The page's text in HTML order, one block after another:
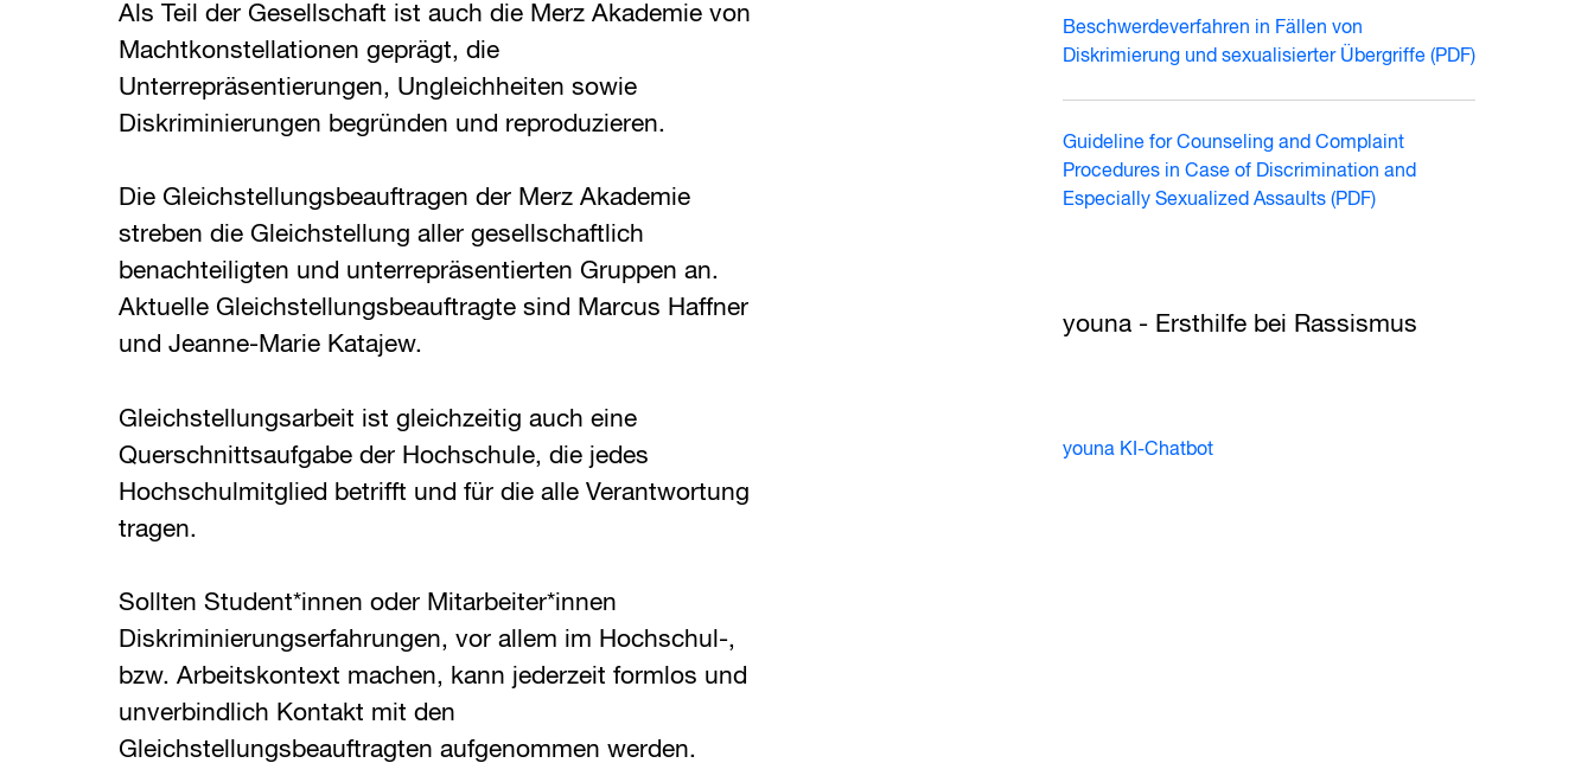
Als Teil der Gesellschaft ist auch die Merz Akademie von
Machtkonstellationen geprägt, die
Unterrepräsentierungen, Ungleichheiten sowie
Diskriminierungen begründen und reproduzieren.
Die Gleichstellungsbeauftragen der Merz Akademie
streben die Gleichstellung aller gesellschaftlich
benachteiligten und unterrepräsentierten Gruppen an.
Aktuelle Gleichstellungsbeauftragte sind Marcus Haffner
und Jeanne-Marie Katajew.
Gleichstellungsarbeit ist gleichzeitig auch eine
Querschnittsaufgabe der Hochschule, die jedes
Hochschulmitglied betrifft und für die alle Verantwortung
tragen.
Sollten Student*innen oder Mitarbeiter*innen
Diskriminierungserfahrungen, vor allem im Hochschul-,
bzw. Arbeitskontext machen, kann jederzeit formlos und
unverbindlich Kontakt mit den
Gleichstellungsbeauftragten aufgenommen werden.
Beschwerdeverfahren in Fällen von
Diskrimierung und sexualisierter Übergriffe (PDF)
Guideline for Counseling and Complaint
Procedures in Case of Discrimination and
Especially Sexualized Assaults (PDF)
youna - Ersthilfe bei Rassismus
youna KI-Chatbot